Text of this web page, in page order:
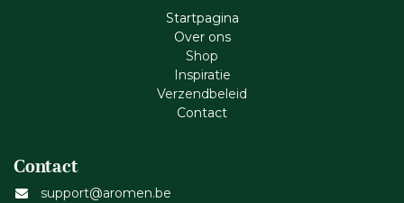
Startpagina
Ove​r​ ons
Shop
Inspiratie
Verzendbeleid
Cont​act
Contact
support@aromen.be